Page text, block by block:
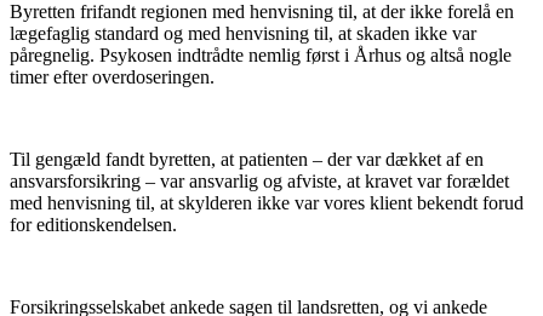
Byretten frifandt regionen med henvisning til, at der ikke forelå en
lægefaglig standard og med henvisning til, at skaden ikke var
påregnelig. Psykosen indtrådte nemlig først i Århus og altså nogle
timer efter overdoseringen.
Til gengæld fandt byretten, at patienten – der var dækket af en
ansvarsforsikring – var ansvarlig og afviste, at kravet var forældet
med henvisning til, at skylderen ikke var vores klient bekendt forud
for editionskendelsen.
Forsikringsselskabet ankede sagen til landsretten, og vi ankede